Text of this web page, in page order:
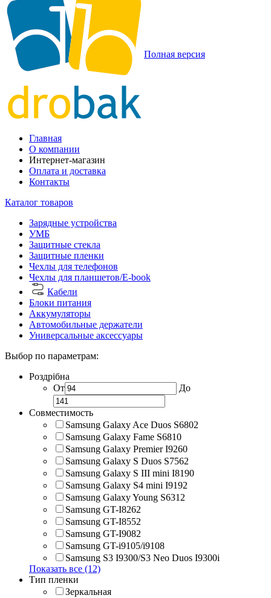
Полная версия
Главная
О компании
Интернет-магазин
Оплата и доставка
Контакты
Каталог товаров
Зарядные устройства
УМБ
Защитные стекла
Защитные пленки
Чехлы для телефонов
Чехлы для планшетов/E-book
Кабели
Блоки питания
Аккумуляторы
Автомобильные держатели
Универсальные аксессуары
Выбор по параметрам:
Роздрібна
От
До
Совместимость
Samsung Galaxy Ace Duos S6802
Samsung Galaxy Fame S6810
Samsung Galaxy Premier I9260
Samsung Galaxy S Duos S7562
Samsung Galaxy S III mini I8190
Samsung Galaxy S4 mini I9192
Samsung Galaxy Young S6312
Samsung GT-I8262
Samsung GT-I8552
Samsung GT-I9082
Samsung GT-i9105/i9108
Samsung S3 I9300/S3 Neo Duos I9300i
Показать все (12)
Тип пленки
Зеркальная